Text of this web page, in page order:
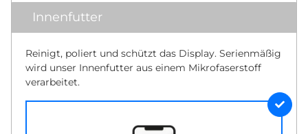
Innenfutter
Reinigt, poliert und schützt das Display. Serienmäßig
wird unser Innenfutter aus einem Mikrofaserstoff
verarbeitet.